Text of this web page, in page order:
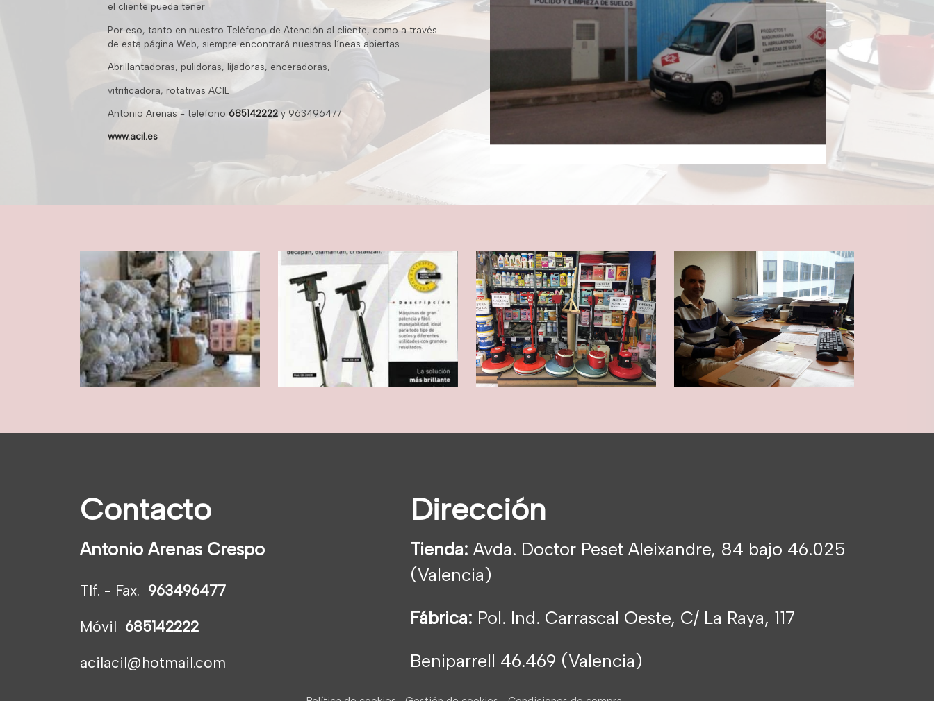
el cliente pueda tener.
Por eso, tanto en nuestro Teléfono de Atención al cliente, como a través
de esta página Web, siempre encontrará nuestras líneas abiertas.
Abrillantadoras, pulidoras, lijadoras, enceradoras,
vitrificadora, rotativas ACIL
Antonio Arenas - telefono 685142222y 963496477
www.acil.es
Contacto
Antonio Arenas Crespo
Tlf. - Fax. 963496477
Móvil 685142222
acilacil@hotmail.com
Dirección
Tienda: Avda. Doctor Peset Aleixandre, 84 bajo 46.025
(Valencia)
Fábrica: Pol. Ind. Carrascal Oeste, C/ La Raya, 117
Beniparrell 46.469 (Valencia)